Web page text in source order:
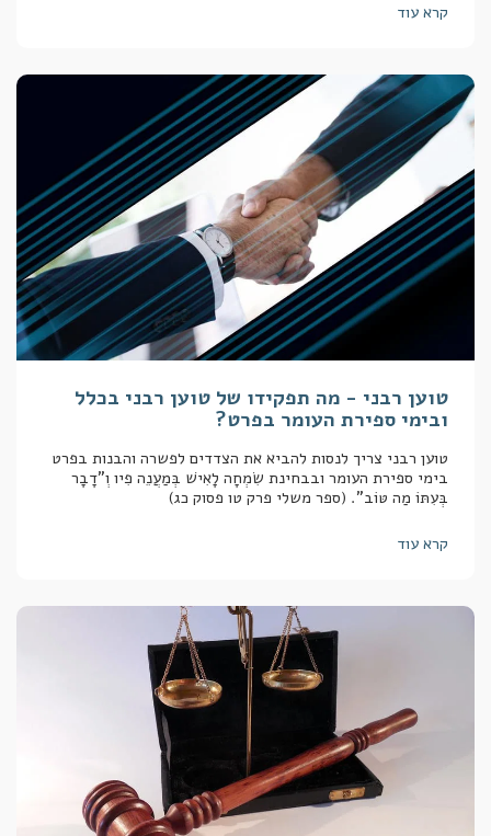
קרא עוד
טוען רבני - מה תפקידו של טוען רבני בכלל
ובימי ספירת העומר בפרט?
טוען רבני צריך לנסות להביא את הצדדים לפשרה והבנות בפרט
בימי ספירת העומר ובבחינת שִׂמְחָה לָאִישׁ בְּמַעֲנֵה פִיו וְ"דָבָר
בְּעִתּוֹ מַה טּוֹב". (ספר משלי פרק טו פסוק כג)
קרא עוד